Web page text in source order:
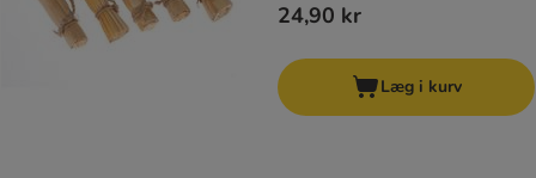
24,90 kr
Læg i kurv